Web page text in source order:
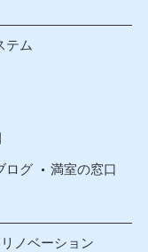
テム
ログ 満室の窓口
ノベーション